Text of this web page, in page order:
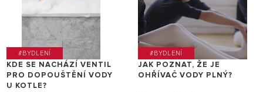
#BYDLENÍ
KDE SE NACHÁZÍ VENTIL
PRO DOPOUŠTĚNÍ VODY
U KOTLE?
#BYDLENÍ
JAK POZNAT, ŽE JE
OHŘÍVAČ VODY PLNÝ?